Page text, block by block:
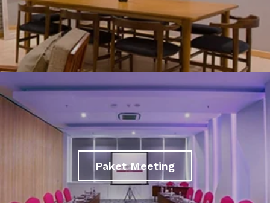
Paket Meeting